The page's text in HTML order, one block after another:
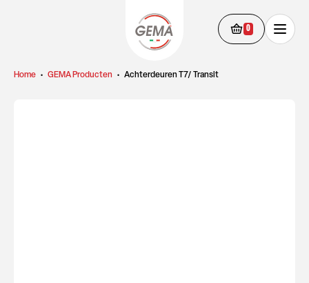
0
Home • GEMA Producten • Achterdeuren T7/ Transit